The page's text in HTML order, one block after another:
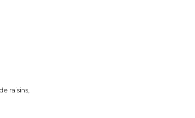
raisins,